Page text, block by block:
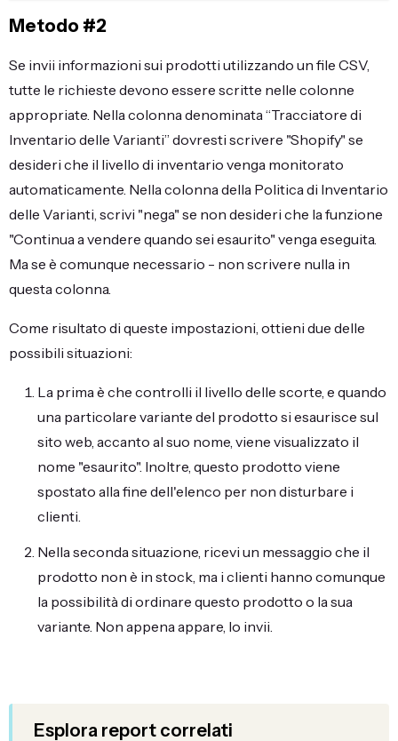
Metodo #2
Se invii informazioni sui prodotti utilizzando un file CSV,
tutte le richieste devono essere scritte nelle colonne
appropriate. Nella colonna denominata “Tracciatore di
Inventario delle Varianti” dovresti scrivere "Shopify" se
desideri che il livello di inventario venga monitorato
automaticamente. Nella colonna della Politica di Inventario
delle Varianti, scrivi "nega" se non desideri che la funzione
"Continua a vendere quando sei esaurito" venga eseguita.
Ma se è comunque necessario - non scrivere nulla in
questa colonna.
Come risultato di queste impostazioni, ottieni due delle
possibili situazioni:
La prima è che controlli il livello delle scorte, e quando
una particolare variante del prodotto si esaurisce sul
sito web, accanto al suo nome, viene visualizzato il
nome "esaurito". Inoltre, questo prodotto viene
spostato alla fine dell'elenco per non disturbare i
clienti.
Nella seconda situazione, ricevi un messaggio che il
prodotto non è in stock, ma i clienti hanno comunque
la possibilità di ordinare questo prodotto o la sua
variante. Non appena appare, lo invii.
Esplora report correlati